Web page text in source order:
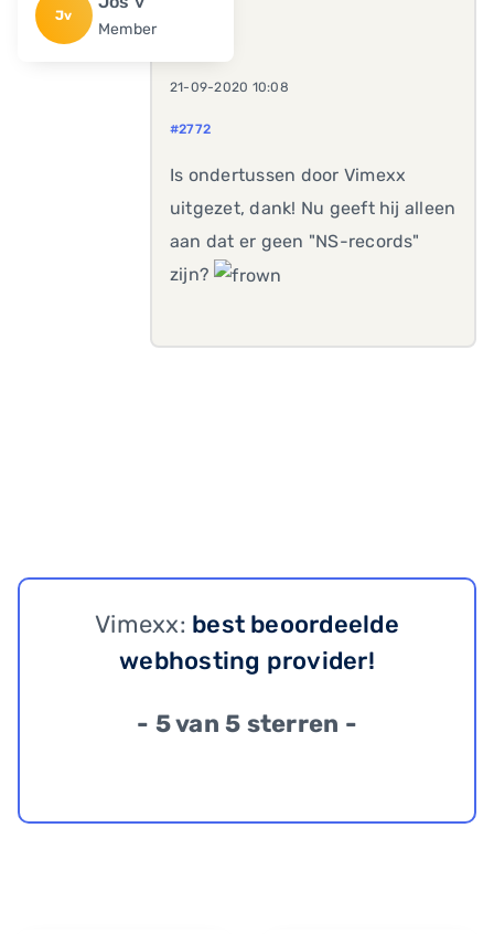
Jv
Member
21-09-2020 10:08
#2772
Is ondertussen door Vimexx
uitgezet, dank! Nu geeft hij alleen
aan dat er geen "NS-records"
zijn?
Vimexx: best beoordeelde
webhosting provider!
- 5 van 5 sterren -